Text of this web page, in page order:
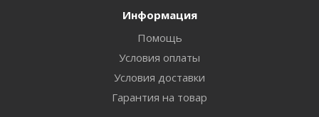
Информация
Помощь
Условия оплаты
Условия доставки
Гарантия на товар